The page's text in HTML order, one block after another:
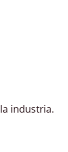
industria.